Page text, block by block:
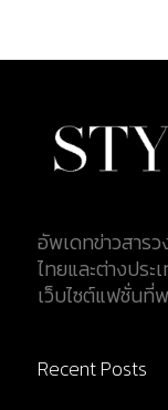
อัพเดทข่าวสาร
ไทยและต่างประ
เว็บไซต์แฟชั่นที่
Recent Posts